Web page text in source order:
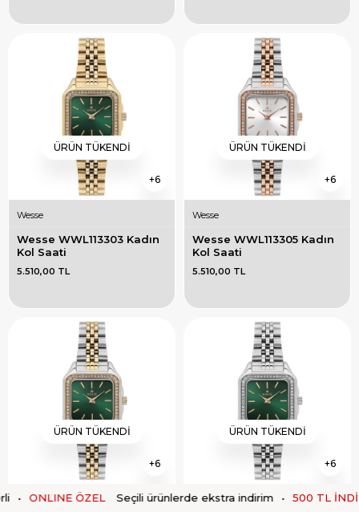
6
ÜRÜN TÜKENDI
Wesse
Wesse WWL113303 Kadın
Kol Saati
5.510,00 TL
6
ÜRÜN TÜKENDI
Wesse
Wesse WWL113305 Kadın
Kol Saati
5.510,00 TL
6
ÜRÜN TÜKENDI
Wesse
6
ÜRÜN TÜKENDI
Wesse
ONLINE ÖZEL Seçili ürünlerde ekstra indirim • 500 TL İNDİRİM